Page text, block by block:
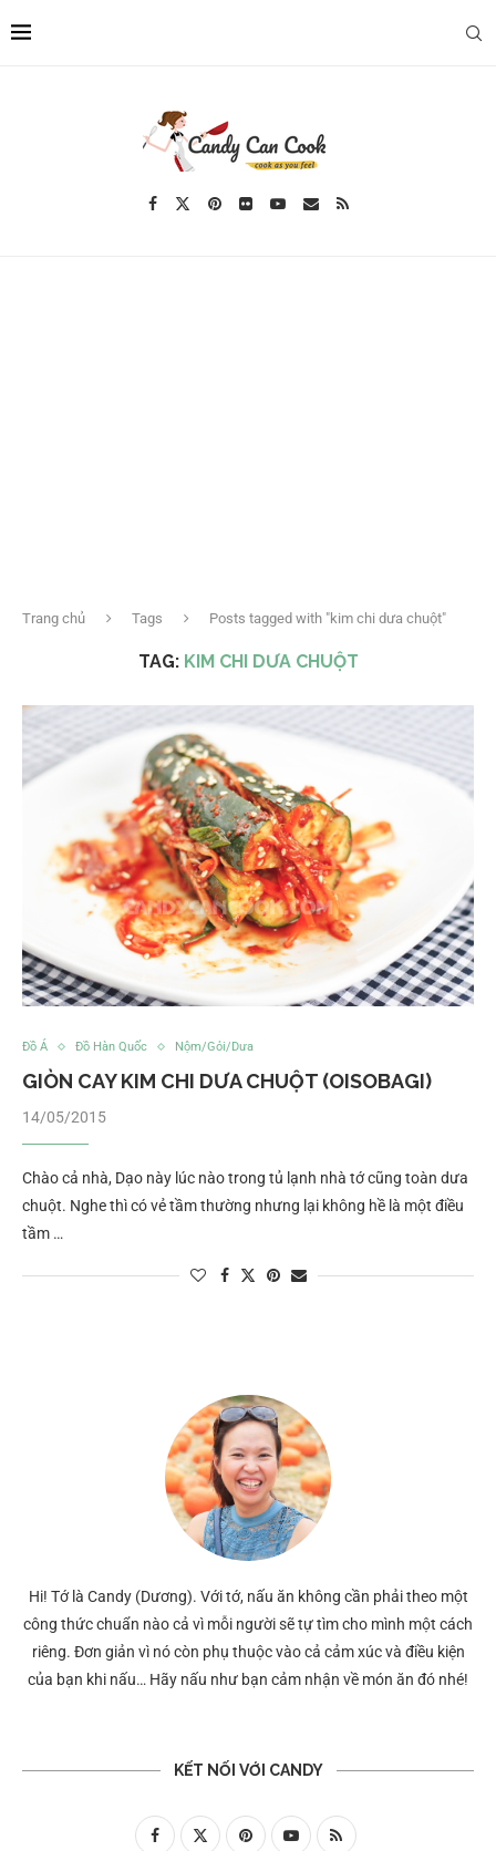
Trang chủ Tags Posts tagged with "kim chi dưa chuột"
TAG: KIM CHI DƯA CHUỘT
Đồ Á Đồ Hàn Quốc Nộm/Gỏi/Dưa
GIÒN CAY KIM CHI DƯA CHUỘT (OISOBAGI)
14/05/2015
Chào cả nhà, Dạo này lúc nào trong tủ lạnh nhà tớ cũng toàn dưa
chuột. Nghe thì có vẻ tầm thường nhưng lại không hề là một điều
tầm …
Hi! Tớ là Candy (Dương). Với tớ, nấu ăn không cần phải theo một
công thức chuẩn nào cả vì mỗi người sẽ tự tìm cho mình một cách
riêng. Đơn giản vì nó còn phụ thuộc vào cả cảm xúc và điều kiện
của bạn khi nấu… Hãy nấu như bạn cảm nhận về món ăn đó nhé!
KẾT NỐI VỚI CANDY